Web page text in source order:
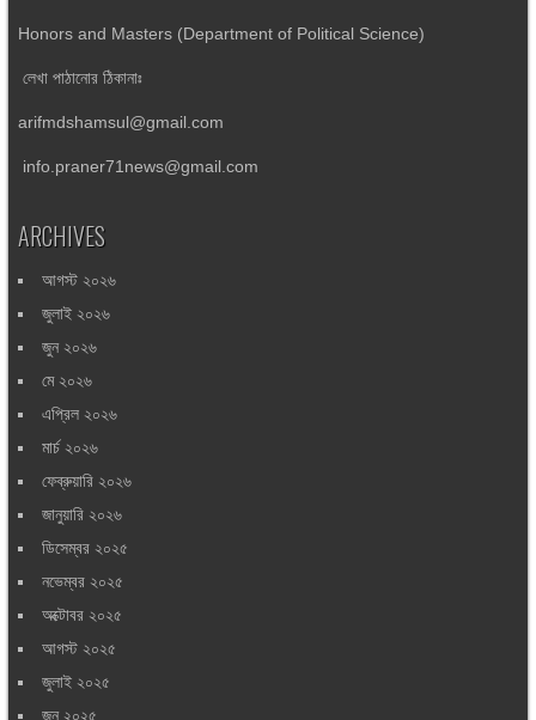
Honors and Masters (Department of Political Science)
লেখা পাঠানোর ঠিকানাঃ
arifmdshamsul@gmail.com
info.praner71news@gmail.com
ARCHIVES
আগস্ট ২০২৬
জুলাই ২০২৬
জুন ২০২৬
মে ২০২৬
এপ্রিল ২০২৬
মার্চ ২০২৬
ফেব্রুয়ারি ২০২৬
জানুয়ারি ২০২৬
ডিসেম্বর ২০২৫
নভেম্বর ২০২৫
অক্টোবর ২০২৫
আগস্ট ২০২৫
জুলাই ২০২৫
জুন ২০২৫